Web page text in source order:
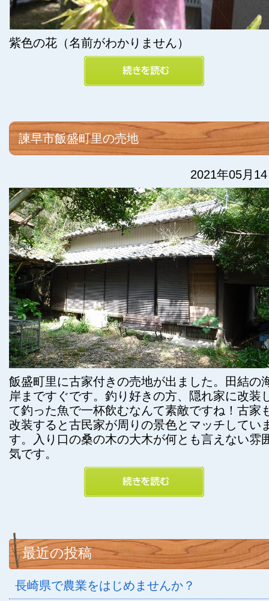
紫色の花（名前がわかりません）
諫早市飯盛町里の売地
2021年05月
飯盛町里に古家付きの売地が出ました。田結の
岸まですぐです。釣り好きの方、隠れ家に改装
て釣った魚で一杯飲むなんて素敵ですね！古家
改装すると古民家が周りの景色とマッチしてい
す。入り口の桑の木の大木が何とも言えない雰
気です。
最近の投稿
長崎県で農業をはじめませんか？